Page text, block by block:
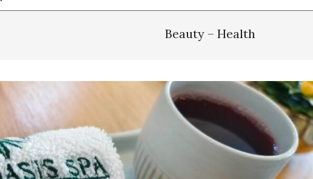
Beauty – Health